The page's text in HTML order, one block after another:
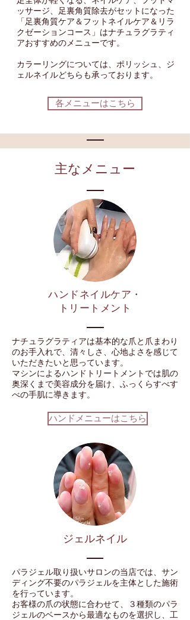
ッサージ、足裏角質除去がセットになった
「足裏角質ケア＆フットネイルケア＆リラ
クゼーションコース」はナチュラグラティ
アおすすめのメニューです。
カラーリングについては、 ポリッシュ、ジ
ェルネイルどちらも承っております。
各メニューはこちら
​主なメニュー
ハンドネイルケア・
トリートメント
ナチュラグラティアは基本的な爪と爪まわり
のお手入れで、清々しさ、心地よさを感じて
いただきたいと思っています。
マシンによるハンドトリートメントでは肌の
奥深くまで美容成分を届け、ふっくらすべす
べの手肌に導きます。
ハンドメニューはこちら
​ジェルネイル
​パラジェル取り扱いサロンの当店では、サン
ディング不要のパラジェルを主体とした施術
を行っています。
お客様の爪の状態に合わせて、３種類のパラ
ジェルのベースから最適なものを選択し、工